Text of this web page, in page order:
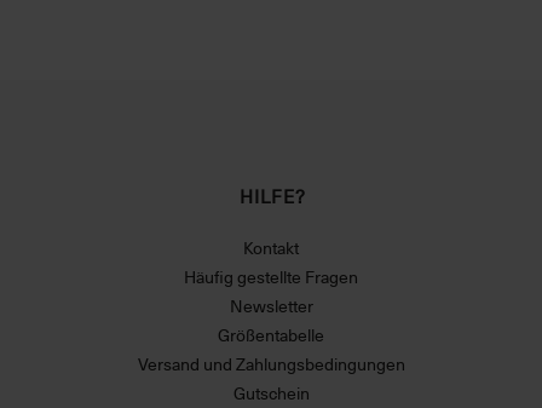
HILFE?
Kontakt
Häufig gestellte Fragen
Newsletter
Größentabelle
Versand und Zahlungsbedingungen
Gutschein